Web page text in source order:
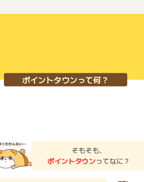
ポイントタウンって何？
そもそも、
ポイントタウンってなに？